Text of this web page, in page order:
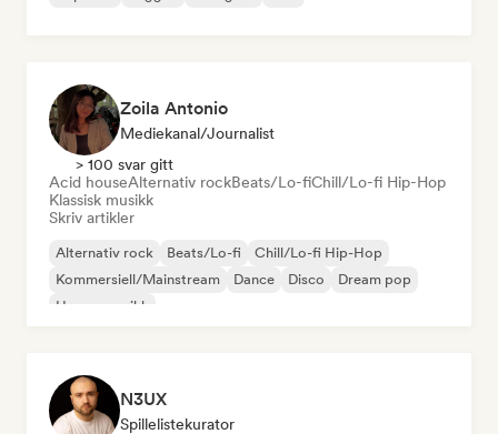
Zoila Antonio
Mediekanal/journalist
> 100 svar gitt
Acid houseAlternativ rockBeats/Lo-fiChill/Lo-fi Hip-Hop
Klassisk musikk
Skriv artikler
Alternativ rock Beats/Lo-fi
Chill/Lo-fi Hip-Hop
Kommersiell/Mainstream
Dance Disco
Dream pop
House-musikk
N3UX
Spillelistekurator